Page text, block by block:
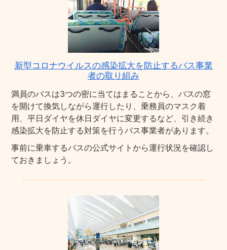
新型コロナウイルスの感染拡大を防止するバス事業
者の取り組み
満員のバスは3つの密に当てはまることから、バスの窓
を開けて換気しながら運行したり、乗務員のマスク着
用、平日ダイヤを休日ダイヤに変更するなど、引き続き
感染拡大を防止する対策を行うバス事業者があります。
事前に乗車するバスの公式サイトから運行状況を確認し
ておきましょう。